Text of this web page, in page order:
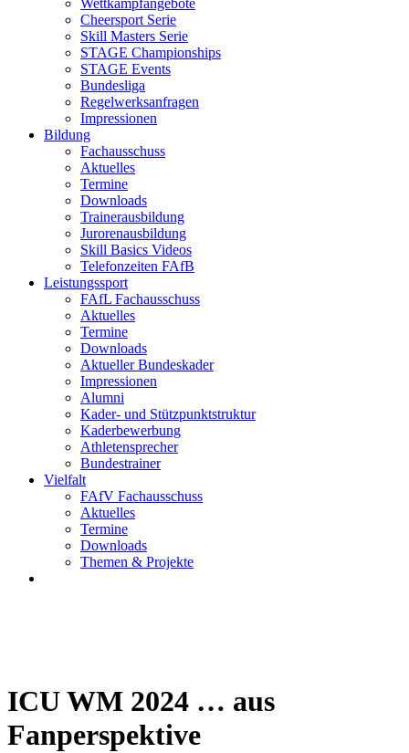
Wettkampfangebote
Cheersport Serie
Skill Masters Serie
STAGE Championships
STAGE Events
Bundesliga
Regelwerksanfragen
Impressionen
Bildung
Fachausschuss
Aktuelles
Termine
Downloads
Trainerausbildung
Jurorenausbildung
Skill Basics Videos
Telefonzeiten FAfB
Leistungssport
FAfL Fachausschuss
Aktuelles
Termine
Downloads
Aktueller Bundeskader
Impressionen
Alumni
Kader- und Stützpunktstruktur
Kaderbewerbung
Athletensprecher
Bundestrainer
Vielfalt
FAfV Fachausschuss
Aktuelles
Termine
Downloads
Themen & Projekte
ICU WM 2024 … aus
Fanperspektive